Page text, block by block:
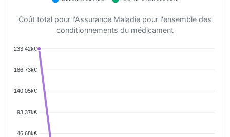
Coût total pour l'Assurance Maladie pour l'ensemble des
conditionnements du médicament
233.42k€
186.73k€
140.05k€
93.37k€
46.68k€